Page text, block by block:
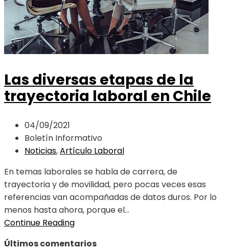
Las diversas etapas de la
trayectoria laboral en Chile
04/09/2021
Boletín Informativo
Noticias,Artículo Laboral
En temas laborales se habla de carrera, de
trayectoria y de movilidad, pero pocas veces esas
referencias van acompañadas de datos duros. Por lo
menos hasta ahora, porque el...
Continue Reading
Últimos comentarios